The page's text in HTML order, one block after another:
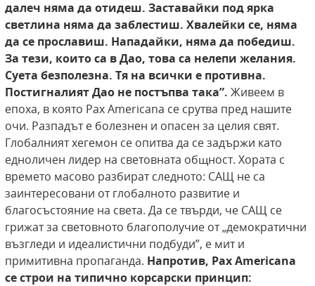
далеч няма да отидеш. Заставайки под ярка
светлина няма да заблестиш. Хвалейки се, няма
да се прославиш. Нападайки, няма да победиш.
За тези, които са в Дао, това са нелепи желания.
Суета безполезна. Тя на всички е противна.
Постигналият Дао не постъпва така”. Живеем в
епоха, в която Pax Americana се срутва пред нашите
очи. Разпадът е болезнен и опасен за целия свят.
Глобалният хегемон се опитва да се задържи като
едноличен лидер на световната общност. Хората с
времето масово разбират следното: САЩ не са
заинтересовани от глобалното развитие и
благосъстояние на света. Да се твърди, че САЩ се
грижат за световното благополучие от „демократични
възгледи и идеалистични подбуди”, е мит и
примитивна пропаганда. Напротив, Pax Americana
се строи на типично корсарски принцип: